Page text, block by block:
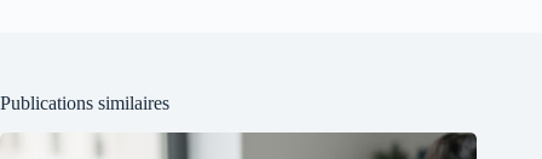
Publications similaires